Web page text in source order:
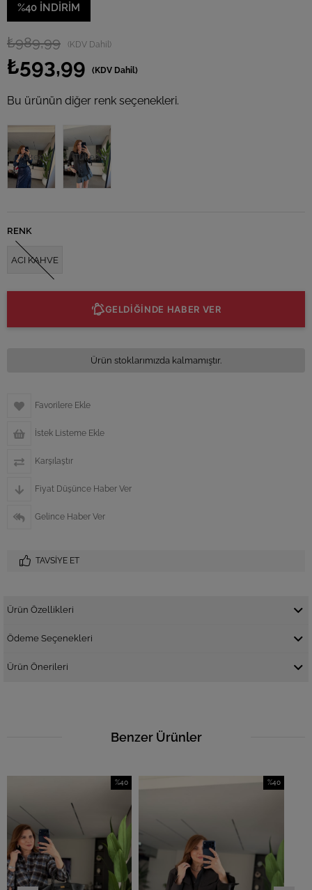
%40 İNDIRIM
₺989,99 (KDV Dahil)
₺593,99 (KDV Dahil)
Bu ürünün diğer renk seçenekleri.
Tükendi Tükendi
RENK
ACI KAHVE
GELDİĞİNDE HABER VER
Ürün stoklarımızda kalmamıştır.
Favorilere Ekle
İstek Listeme Ekle
Karşılaştır
Fiyat Düşünce Haber Ver
Gelince Haber Ver
TAVSIYE ET
Ürün Özellikleri
Ödeme Seçenekleri
Ürün Önerileri
Benzer Ürünler
%40İndirim